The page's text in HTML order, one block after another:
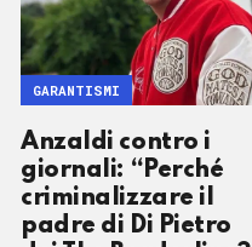
Anzaldi contro i
giornali: “Perché
criminalizzare il
padre di Di Pietro
GARANTISMI